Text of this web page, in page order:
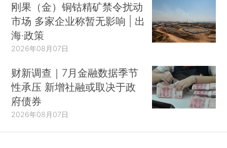
刚果（金）铜钴精矿禁令扰动
市场 多家企业称暂无影响 | 出
海·政策
2026年08月07日
财新调查｜7月金融数据季节
性承压 新增社融或取决于政
府债券
2026年08月07日